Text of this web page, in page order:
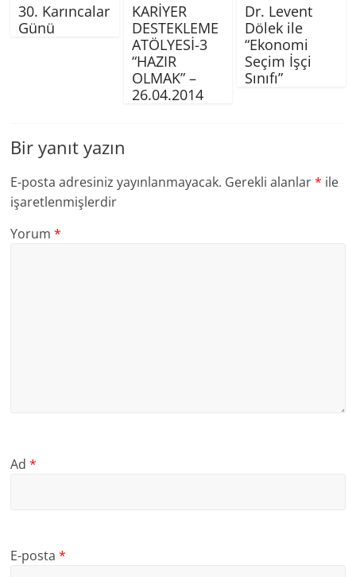
30. Karıncalar
Günü
KARİYER
DESTEKLEME
ATÖLYESİ-3
“HAZIR
OLMAK” –
26.04.2014
Dr. Levent
Dölek ile
“Ekonomi
Seçim İşçi
Sınıfı”
Bir yanıt yazın
E-posta adresiniz yayınlanmayacak. Gerekli alanlar* ile
işaretlenmişlerdir
Yorum*
Ad*
E-posta*